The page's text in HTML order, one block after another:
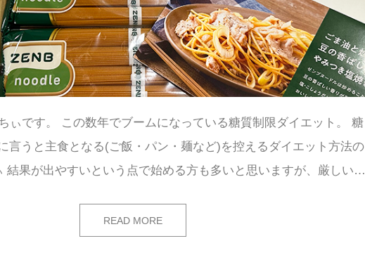
ぃです。 この数年でブームになっている糖質制限ダイエット。 糖
言うと主食となる(ご飯・パン・麺など)を控えるダイエット方法の
結果が出やすいという点で始める方も多いと思いますが、厳しい…
READ MORE